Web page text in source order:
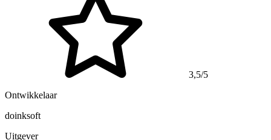
3,5/5
Ontwikkelaar
doinksoft
Uitgever